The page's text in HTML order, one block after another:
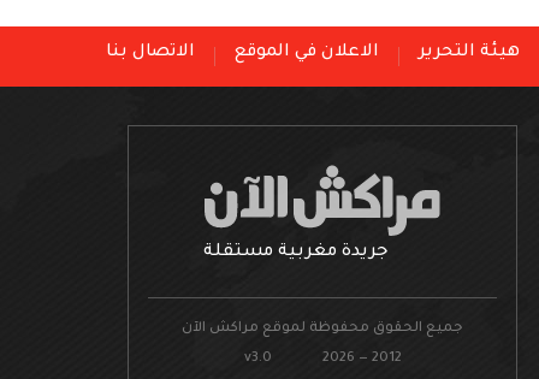
هيئة التحرير الاعلان في الموقع الاتصال بنا
جريدة مغربية مستقلة
جميع الحقوق محفوظة لموقع مراكش الآن
v3.0 2026 — 2012